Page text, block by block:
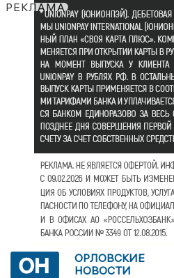
РЕКЛАМА
ОРЛОВСКИЕ
НОВОСТИ